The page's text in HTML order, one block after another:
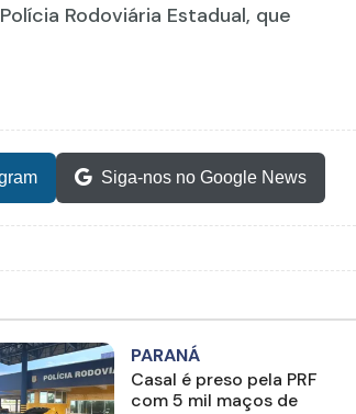
Rodoviária Estadual, que
Siga-nos no Google News
PARANÁ
Casal é preso pela PRF
com 5 mil maços de